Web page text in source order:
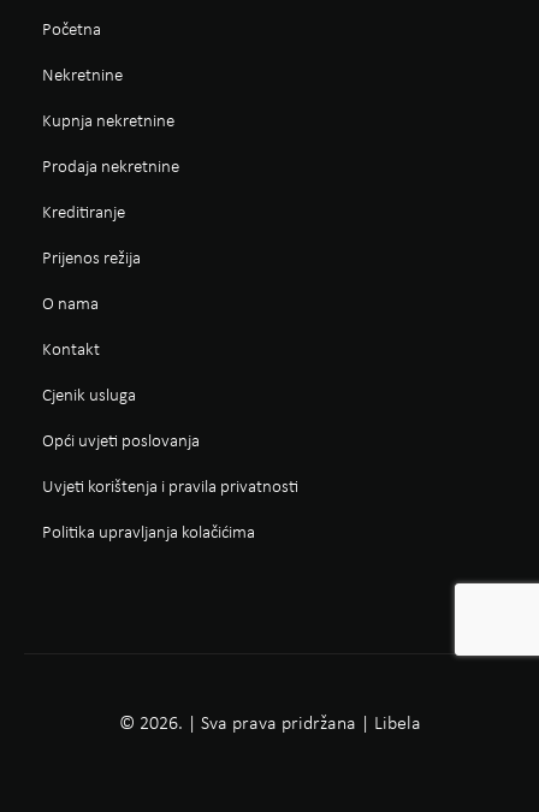
Početna
Nekretnine
Kupnja nekretnine
Prodaja nekretnine
Kreditiranje
Prijenos režija
O nama
Kontakt
Cjenik usluga
Opći uvjeti poslovanja
Uvjeti korištenja i pravila privatnosti
Politika upravljanja kolačićima
© 2026. | Sva prava pridržana | Libela